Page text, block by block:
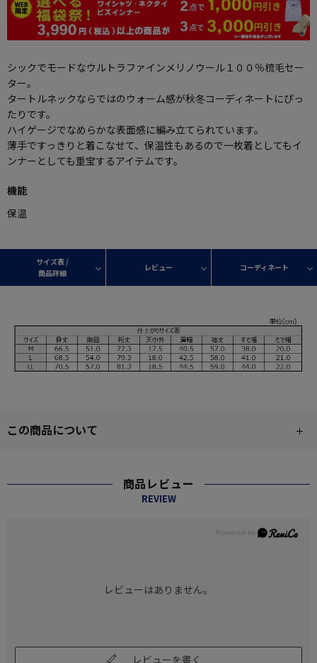
シックでモードなウルトラファインメリノウール１００％梳毛セー
ター。
タートルネックならではのウォーム感が秋冬コーディネートにぴっ
たりです。
ハイゲージでなめらかな表面感に編み立てられています。
薄手ですっきりと着こなせて、保温性もあるので一枚着としてもイ
ンナーとしても重宝するアイテムです。
機能
保温
サイズ表 /
商品詳細
レビュー コーディネート
この商品について
商品レビュー
REVIEW
レビューはありません。
レビューを書く